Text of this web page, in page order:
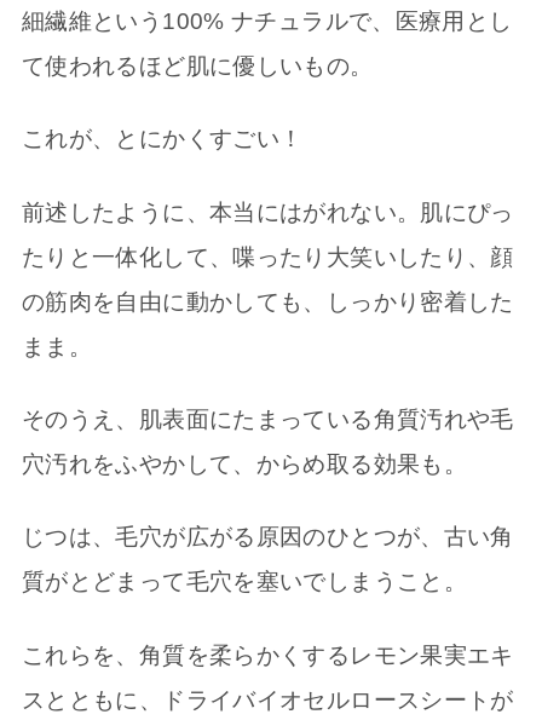
細繊維という100% ナチュラルで、医療用とし
て使われるほど肌に優しいもの。
これが、とにかくすごい！
前述したように、本当にはがれない。肌にぴっ
たりと一体化して、喋ったり大笑いしたり、顔
の筋肉を自由に動かしても、しっかり密着した
まま。
そのうえ、肌表面にたまっている角質汚れや毛
穴汚れをふやかして、からめ取る効果も。
じつは、毛穴が広がる原因のひとつが、古い角
質がとどまって毛穴を塞いでしまうこと。
これらを、角質を柔らかくするレモン果実エキ
スとともに、ドライバイオセルロースシートが